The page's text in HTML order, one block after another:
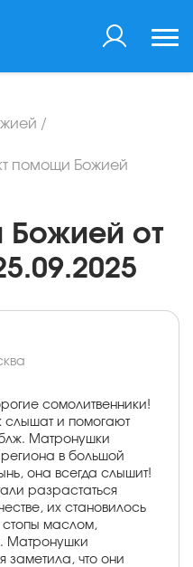
/
помощи Божией
от
сомолитвенники!
слышат и помогают
Матронушки
в большой
она всегда слышит!
разрастаться
их становилось
стопы маслом,
Матронушки
заметила, что они